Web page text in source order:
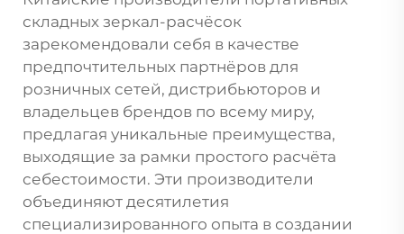
складных зеркал-расчёсок
зарекомендовали себя в качестве
предпочтительных партнёров для
розничных сетей, дистрибьюторов и
владельцев брендов по всему миру,
предлагая уникальные преимущества,
выходящие за рамки простого расчёта
себестоимости. Эти производители
объединяют десятилетия
специализированного опыта в создании